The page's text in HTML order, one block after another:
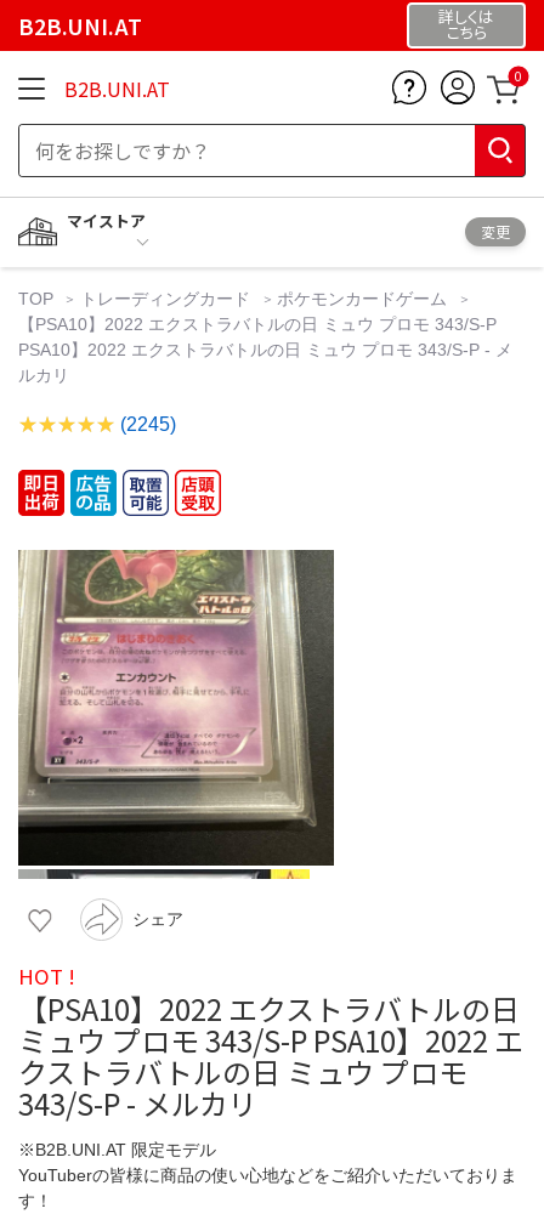
B2B.UNI.AT 詳しくは
こちら
B2B.UNI.AT 0
マイストア
変更
TOP トレーディングカード
ポケモンカードゲーム
【PSA10】2022 エクストラバトルの日 ミュウ プロモ 343/S-P
PSA10】2022 エクストラバトルの日 ミュウ プロモ 343/S-P - メ
ルカリ
(2245)
シェア
HOT !
【PSA10】2022 エクストラバトルの日
ミュウ プロモ 343/S-P PSA10】2022 エ
クストラバトルの日 ミュウ プロモ
343/S-P - メルカリ
※B2B.UNI.AT 限定モデル
YouTuberの皆様に商品の使い心地などをご紹介いただいておりま
す！